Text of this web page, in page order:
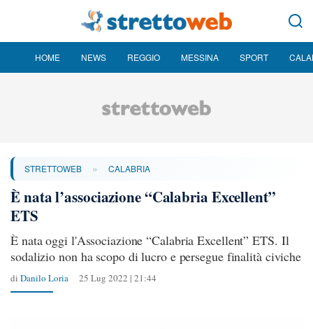
HOME NEWS REGGIO MESSINA SPORT
STRETTOWEB » CALABRIA
È nata l’associazione “Calabria Excellent”
ETS
È nata oggi l'Associazione “Calabria Excellent” ETS. Il
sodalizio non ha scopo di lucro e persegue finalità civiche
di Danilo Loria 25 Lug 2022 | 21:44